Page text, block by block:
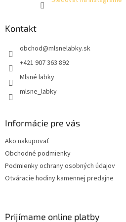
Kontakt
obchod@mlsnelabky.sk
+421 907 363 892
Mlsné labky
mlsne_labky
Informácie pre vás
Ako nakupovať
Obchodné podmienky
Podmienky ochrany osobných údajov
Otváracie hodiny kamennej predajne
Prijímame online platby